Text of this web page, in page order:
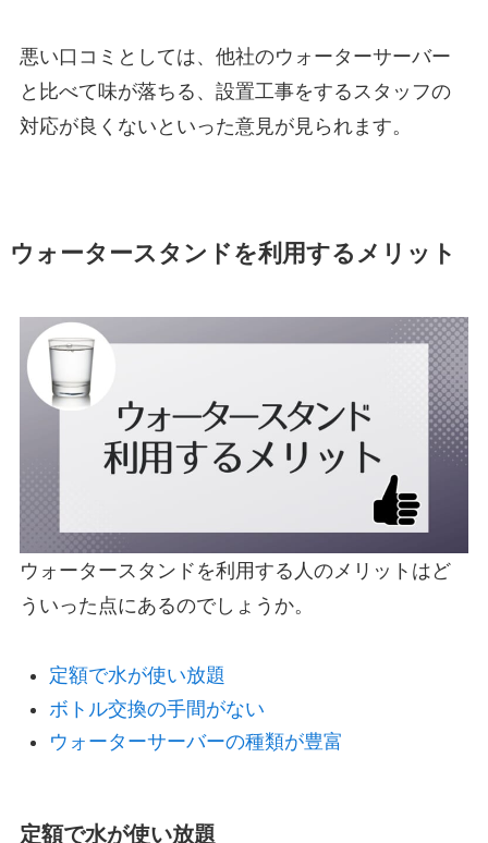
悪い口コミとしては、他社のウォーターサーバー
と比べて味が落ちる、設置工事をするスタッフの
対応が良くないといった意見が見られます。
ウォータースタンドを利用するメリット
ウォータースタンドを利用する人のメリットはど
ういった点にあるのでしょうか。
定額で水が使い放題
ボトル交換の手間がない
ウォーターサーバーの種類が豊富
定額で水が使い放題